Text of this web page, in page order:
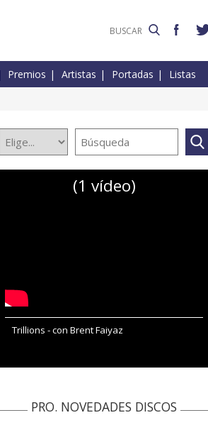
Premios Artistas Portadas Listas
(1 vídeo)
Trillions - con Brent Faiyaz
PRO. NOVEDADES DISCOS